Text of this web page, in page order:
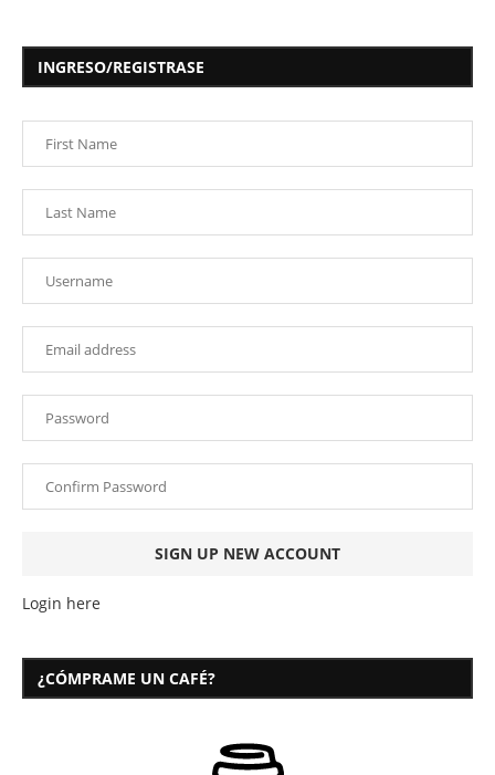
INGRESO/REGISTRASE
Login here
¿CÓMPRAME UN CAFÉ?